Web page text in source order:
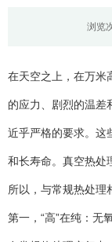
浏览
在天空之上，在万米
的应力、剧烈的温差
近乎严格的要求。这
和长寿命。真空热处
所以，与常规热处理
第一，“高”在纯：无